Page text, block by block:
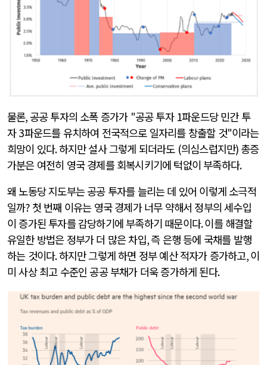
물론, 공공 투자의 소폭 증가가 "공공 투자 1파운드당 민간 투
자3파운드를 유치하여 전국적으로 일자리를 창출할 것"이라는
희망이 있다.하지만 설사 그렇게 되더라도 (의심스럽지만) 총증
가분은 여전히 영국 경제를 회복시키기에 턱없이 부족하다.
왜 노동당 지도부는 공공 투자를 늘리는 데 있어 이렇게 소극적
일까? 첫 번째 이유는 영국 경제가 너무 약해서 정부의 세수입
이 증가된 투자를 감당하기에 부족하기 때문이다.이를 해결할
유일한 방법은 정부가 더 많은 차입,즉 은행 등에 국채를 발행
하는 것이다.하지만 그렇게 하면 정부 예산 적자가 증가하고,이
미 사상 최고 수준인 공공 부채가 더욱 증가하게 된다.